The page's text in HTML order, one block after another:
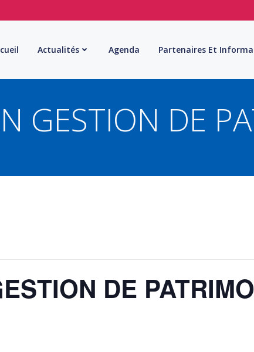
Actualités Agenda Partenaires Et
GESTION DE
DE